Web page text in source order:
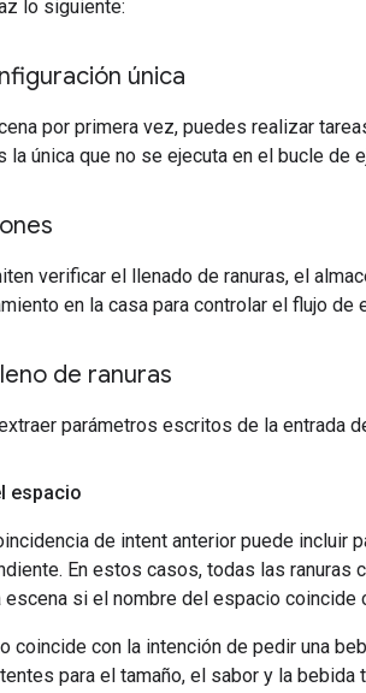
lo siguiente:
única
por primera vez, puedes realizar
la única que no se ejecuta en el bucle de
verificar el llenado de ranuras, el
en la casa para controlar el flujo de
de ranuras
parámetros escritos de la entrada
espacio
de intent anterior puede
En estos casos, todas las
escena si el nombre del espacio
coincide con la intención de pedir una
para el tamaño, el sabor y la